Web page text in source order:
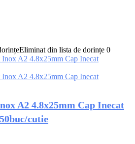
Eliminat din lista de dorințe 0
A2 4.8x25mm Cap Inecat
cutie